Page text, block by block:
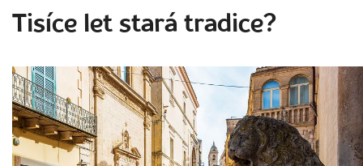
Tisíce let stará tradice?